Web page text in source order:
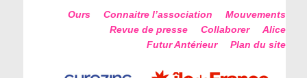
Ours Connaitre l’association
Mouvements
Revue de presse
Collaborer
Alice
Futur Antérieur
Plan du site